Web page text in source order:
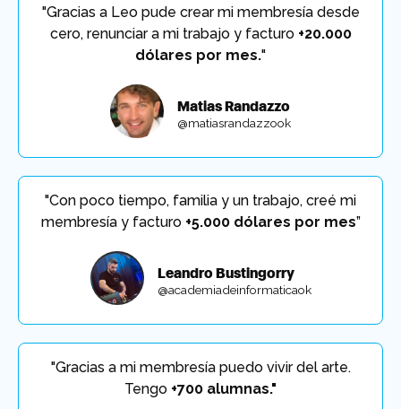
"Gracias a Leo pude crear mi membresía desde
cero, renunciar a mi trabajo y facturo +20.000
dólares por mes."
Matias Randazzo
@matiasrandazzook
"Con poco tiempo, familia y un trabajo, creé mi
membresía y facturo +5.000 dólares por mes”
Leandro Bustingorry
@academiadeinformaticaok
"Gracias a mi membresía puedo vivir del arte.
Tengo +700 alumnas."